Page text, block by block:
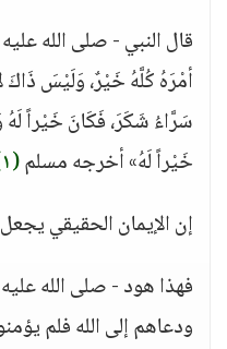
قال النبي - صلى الله
أمْرَهُ كُلَّهُ خَيْرٌ، وَلَيْسَ ذَاكَ
سَرَّاءُ شَكَرَ، فَكَانَ خَيْراً
خَيْراً لَهُ» أخرجه مسلم(١)
إن الإيمان الحقيقي
فهذا هود - صلى الله
ودعاهم إلى الله فلم